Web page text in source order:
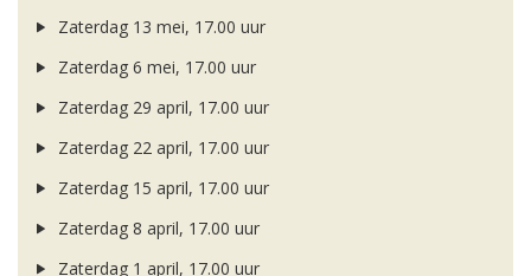
Zaterdag 13 mei, 17.00 uur
Zaterdag 6 mei, 17.00 uur
Zaterdag 29 april, 17.00 uur
Zaterdag 22 april, 17.00 uur
Zaterdag 15 april, 17.00 uur
Zaterdag 8 april, 17.00 uur
Zaterdag 1 april, 17.00 uur